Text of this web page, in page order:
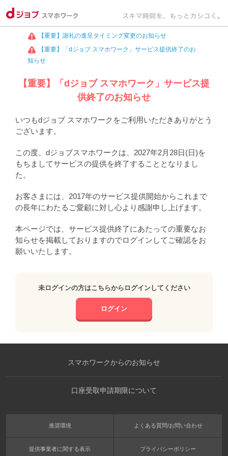
【重要】謝礼の進呈タイミング変更のお知らせ
【重要】「dジョブ スマホワーク」サービス提供終了のお
知らせ
【重要】「dジョブ スマホワーク」サービス提
供終了のお知らせ
いつもdジョブ スマホワークをご利用いただきありがとう
ございます。
この度、dジョブスマホワークは、2027年2月28日(日)を
もちましてサービスの提供を終了することとなりまし
た。
お客さまには、2017年のサービス提供開始からこれまで
の長年にわたるご愛顧に対し心より感謝申し上げます。
本ページでは、サービス提供終了にあたっての重要なお
知らせを掲載しておりますのでログインしてご確認をお
願いいたします。
未ログインの方はこちらからログインしてください
ログイン
スマホワークからのお知らせ
口座受取申請期限について
推奨環境 よくある質問/お問い合わせ
提供事業者に関する表示 プライバシーポリシー